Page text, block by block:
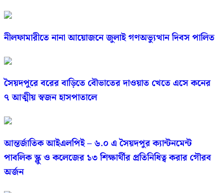
নীলফামারীতে নানা আয়োজনে জুলাই গণঅভ্যুত্থান দিবস পালিত
সৈয়দপুরে বরের বাড়িতে বৌভাতের দাওয়াত খেতে এসে কনের
৭ আত্মীয় স্বজন হাসপাতালে
আন্তর্জাতিক আইএলপিই – ৬.০ এ সৈয়দপুর ক্যান্টনমেন্ট
পাবলিক স্ক্লু ও কলেজের ১৩ শিক্ষার্থীর প্রতিনিধিত্ব করার গৌরব
অর্জন